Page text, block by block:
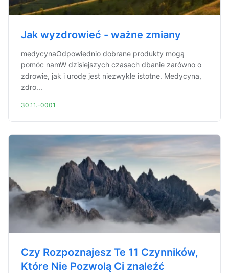
Jak wyzdrowieć - ważne zmiany
medycynaOdpowiednio dobrane produkty mogą
pomóc namW dzisiejszych czasach dbanie zarówno o
zdrowie, jak i urodę jest niezwykle istotne. Medycyna,
zdro...
30.11.-0001
Czy Rozpoznajesz Te 11 Czynników,
Które Nie Pozwolą Ci znaleźć